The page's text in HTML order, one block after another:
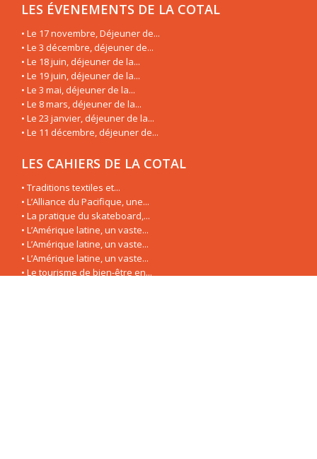
LES ÉVENEMENTS DE LA COTAL
• Le 17 novembre, Déjeuner de...
• Le 3 décembre, déjeuner de...
• Le 18 juin, déjeuner de la...
• Le 19 juin, déjeuner de la...
• Le 3 mai, déjeuner de la...
• Le 8 mars, déjeuner de la...
• Le 23 janvier, déjeuner de la...
• Le 11 décembre, déjeuner de...
LES CAHIERS DE LA COTAL
• Traditions textiles et...
• L’Alliance du Pacifique, une...
• La pratique du skateboard,...
• L’Amérique latine, un vaste...
• L’Amérique latine, un vaste...
• L’Amérique latine, un vaste...
• Le tourisme de bien-être en...